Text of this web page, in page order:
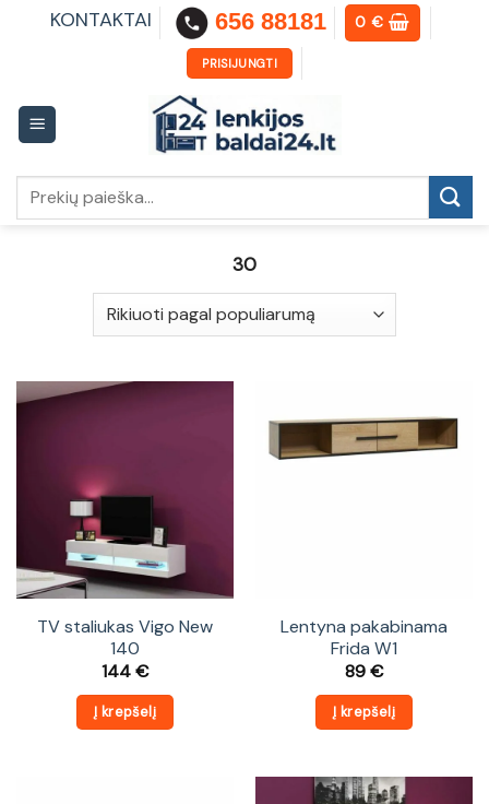
KONTAKTAI 656 88181 0€
PRISIJUNGTI
30
TV staliukas Vigo New
140
144€
Į krepšelį
Lentyna pakabinama
Frida W1
89€
Į krepšelį